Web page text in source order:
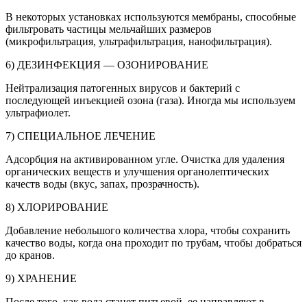
В некоторых установках используются мембраны, способные
фильтровать частицы мельчайших размеров
(микрофильтрация, ультрафильтрация, нанофильтрация).
6) ДЕЗИНФЕКЦИЯ — ОЗОНИРОВАНИЕ
Нейтрализация патогенных вирусов и бактерий с
последующей инъекцией озона (газа). Иногда мы используем
ультрафиолет.
7) СПЕЦИАЛЬНОЕ ЛЕЧЕНИЕ
Адсорбция на активированном угле. Очистка для удаления
органических веществ и улучшения органолептических
качеств воды (вкус, запах, прозрачность).
8) ХЛОРИРОВАНИЕ
Добавление небольшого количества хлора, чтобы сохранить
качество воды, когда она проходит по трубам, чтобы добраться
до кранов.
9) ХРАНЕНИЕ